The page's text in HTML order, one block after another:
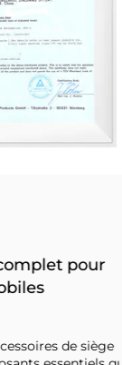
pour
de siège